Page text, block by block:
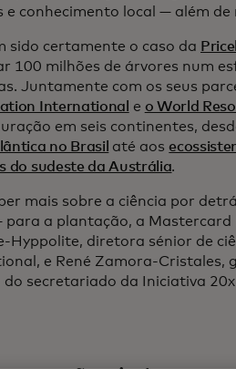
e conhecimento local — além de
sido certamente o caso da
100 milhões de árvores num
Juntamente com os seus
International
e o World
em seis continentes,
no Brasil até aos
do sudeste da Austrália.
mais sobre a ciência por
para a plantação, a
Hyppolite, diretora sénior de
e René Zamora-Cristales,
secretariado da Iniciativa